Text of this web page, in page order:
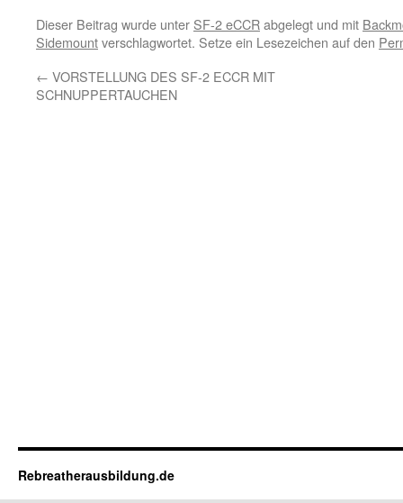
Dieser Beitrag wurde unter SF-2 eCCRabgelegt und mit
Sidemountverschlagwortet. Setze ein Lesezeichen auf den
← VORSTELLUNG DES SF-2 ECCR MIT
SCHNUPPERTAUCHEN
Rebreatherausbildung.de